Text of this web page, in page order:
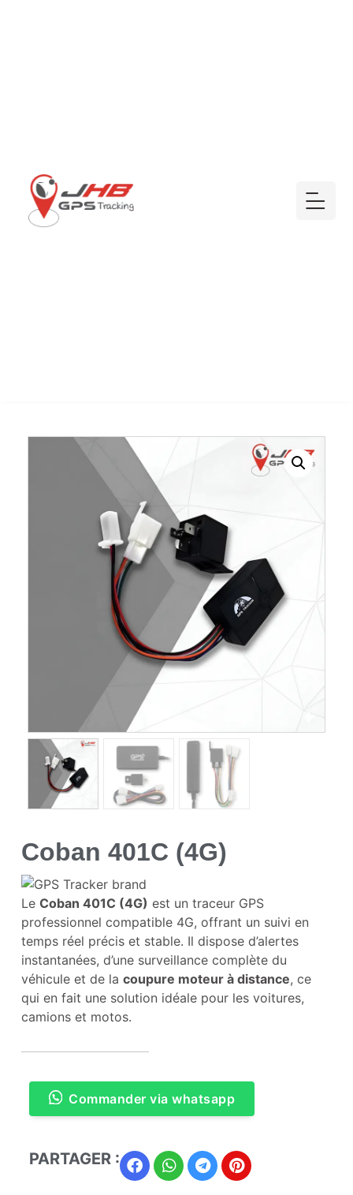
Coban 401C (4G)
Le Coban 401C (4G) est un traceur GPS
professionnel compatible 4G, offrant un suivi en
temps réel précis et stable. Il dispose d’alertes
instantanées, d’une surveillance complète du
véhicule et de la coupure moteur à distance, ce
qui en fait une solution idéale pour les voitures,
camions et motos.
Commander via whatsapp
PARTAGER :